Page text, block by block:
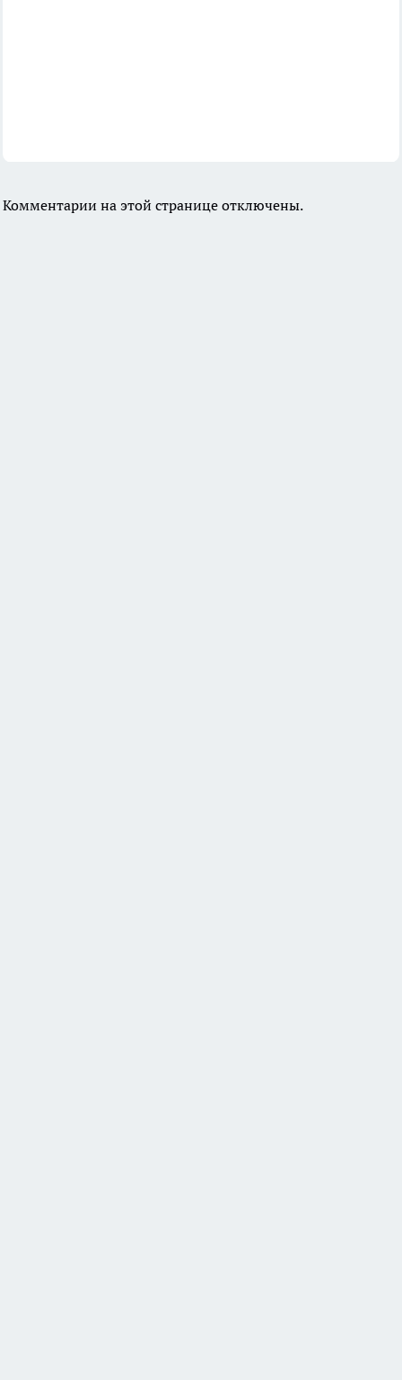
Комментарии на этой странице отключены.